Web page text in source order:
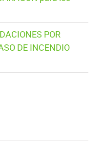
POR
DE INCENDIO